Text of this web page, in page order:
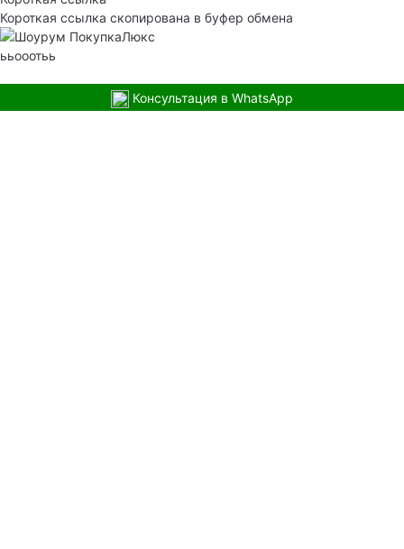
Короткая ссылка скопирована в буфер обмена
ььооотьь
Консультация в WhatsApp